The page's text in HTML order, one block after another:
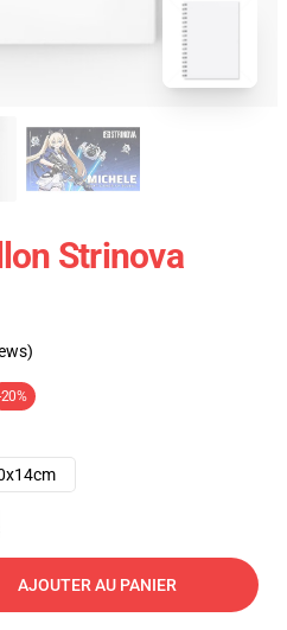
Strinova
AJOUTER AU PANIER